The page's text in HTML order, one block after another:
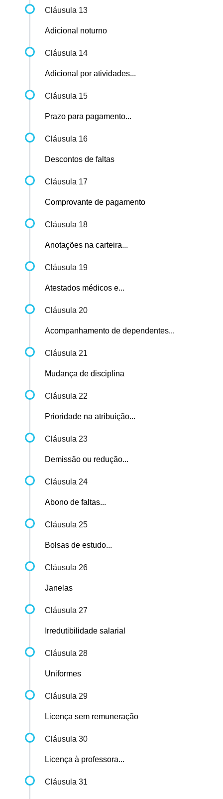
Cláusula 13
Adicional noturno
Cláusula 14
Adicional por atividades...
Cláusula 15
Prazo para pagamento...
Cláusula 16
Descontos de faltas
Cláusula 17
Comprovante de pagamento
Cláusula 18
Anotações na carteira...
Cláusula 19
Atestados médicos e...
Cláusula 20
Acompanhamento de dependentes...
Cláusula 21
Mudança de disciplina
Cláusula 22
Prioridade na atribuição...
Cláusula 23
Demissão ou redução...
Cláusula 24
Abono de faltas...
Cláusula 25
Bolsas de estudo...
Cláusula 26
Janelas
Cláusula 27
Irredutibilidade salarial
Cláusula 28
Uniformes
Cláusula 29
Licença sem remuneração
Cláusula 30
Licença à professora...
Cláusula 31